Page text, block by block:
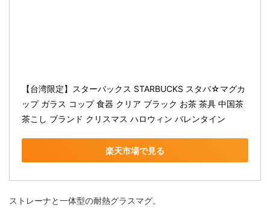
【台湾限定】スターバックス STARBUCKS スタバ☆マグカ
ップ ガラス コップ 食器 クリア ブラック お茶 茶具 中国茶
茶こし ブランド クリスマス ハロウィン バレンタイン
楽天市場で見る
ストレーナと一体型の耐熱グラスマグ。